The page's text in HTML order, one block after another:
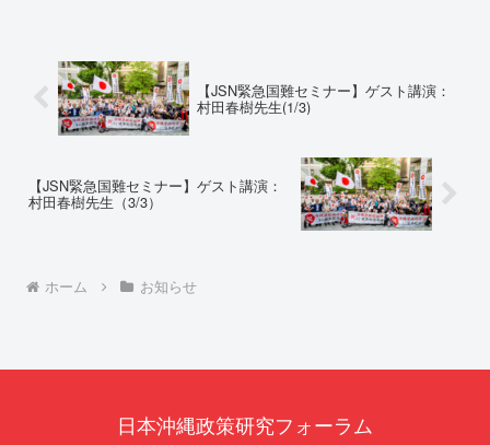
拒否を突きつけました。これは、
彼らが行政手続きの正当性を失
っ...
【JSN緊急国難セミナー】ゲスト講演：
村田春樹先生(1/3)
【JSN緊急国難セミナー】ゲスト講演：
村田春樹先生（3/3）
ホーム お知らせ
日本沖縄政策研究フォーラム